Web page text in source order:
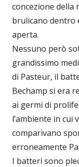
concezione della
brulicano dentro
aperta.
Nessuno però
grandissimo
di Pasteur, il
Bechamp si era
ai germi di
l’ambiente in cui
comparivano
erroneamente
I batteri sono